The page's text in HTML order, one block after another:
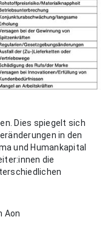
Dies spiegelt sich
in den
und Humankapital
die
Aon